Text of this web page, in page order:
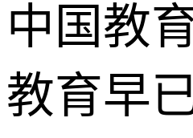
中国教
教育早